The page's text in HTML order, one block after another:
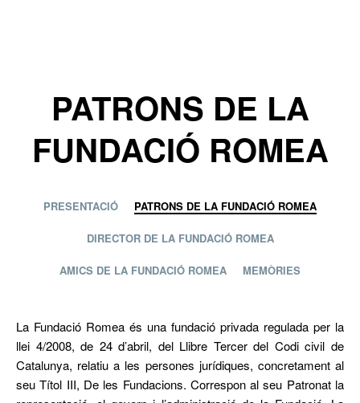
PATRONS DE LA
FUNDACIÓ ROMEA
PRESENTACIÓ PATRONS DE LA FUNDACIÓ ROMEA
DIRECTOR DE LA FUNDACIÓ ROMEA
AMICS DE LA FUNDACIÓ ROMEA MEMÒRIES
La Fundació Romea és una fundació privada regulada per la
llei 4/2008, de 24 d’abril, del Llibre Tercer del Codi civil de
Catalunya, relatiu a les persones jurídiques, concretament al
seu Títol III, De les Fundacions. Correspon al seu Patronat la